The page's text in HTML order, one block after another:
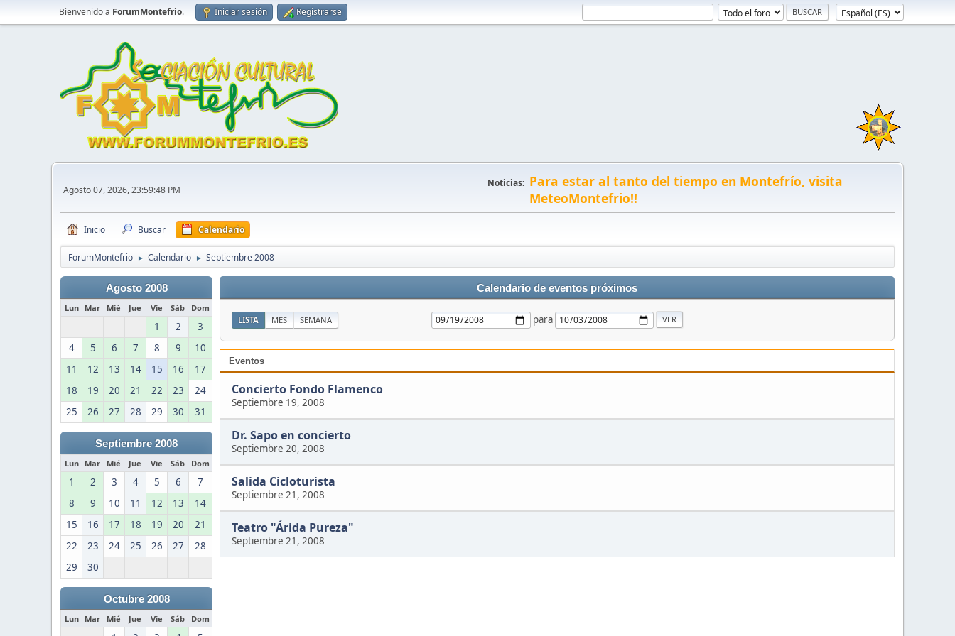
Bienvenido a ForumMontefrio. Iniciar sesión Registrarse
Agosto 07, 2026, 23:59:48 PM
Noticias: Para estar al tanto del tiempo en Montefrío, visita
MeteoMontefrio!!
Inicio Buscar Calendario
ForumMontefrio ► Calendario ► Septiembre 2008
Agosto 2008
Lun Mar Mié Jue Vie Sáb Dom
1 2
3
4
5 6 7 8 9
10
11
12 13 14 15 16
17
18
19 20 21 22 23
24
25
26 27 28 29 30 31
Septiembre 2008
Lun Mar Mié Jue Vie Sáb Dom
1 2 3 4 5 6
7
8
9 10 11 12 13
14
15
16 17 18 19 20
21
22
23 24 25 26 27
28
29
30
Octubre 2008
Lun Mar Mié Jue Vie Sáb Dom
Calendario de eventos próximos
LISTA MES SEMANA para
Eventos
Concierto Fondo Flamenco
Septiembre 19, 2008
Dr. Sapo en concierto
Septiembre 20, 2008
Salida Cicloturista
Septiembre 21, 2008
Teatro "Árida Pureza"
Septiembre 21, 2008